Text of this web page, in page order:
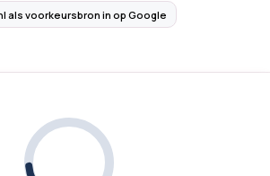
als voorkeursbron in op Google